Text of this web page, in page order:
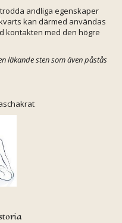
andliga egenskaper
kan därmed användas
kontakten med den högre
läkande sten som även påstås